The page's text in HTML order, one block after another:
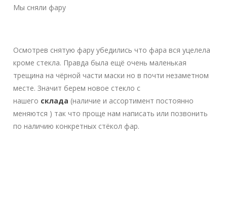
Мы сняли фару
Осмотрев снятую фару убедились что фара вся уцелела
кроме стекла. Правда была ещё очень маленькая
трещина на чёрной части маски но в почти незаметном
месте. Значит берем новое стекло с
нашего склада (наличие и ассортимент постоянно
меняются ) так что проще нам написать или позвонить
по наличию конкретных стёкол фар.